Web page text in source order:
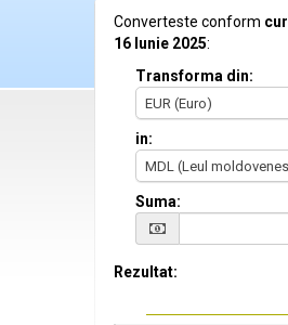
Converteste conform
16 Iunie 2025:
Transforma din:
EUR (Euro)
in:
MDL (Leul
Suma:
Rezultat: